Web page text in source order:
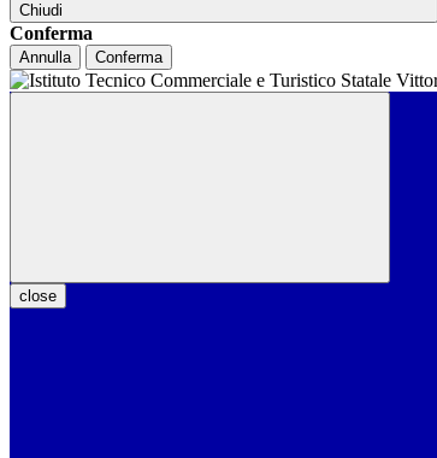
Chiudi
Conferma
Annulla Conferma
close